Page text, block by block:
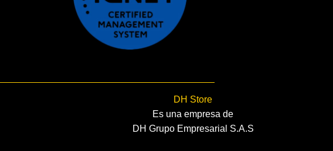
DH Store
Es una empresa de
DH Grupo Empresarial S.A.S